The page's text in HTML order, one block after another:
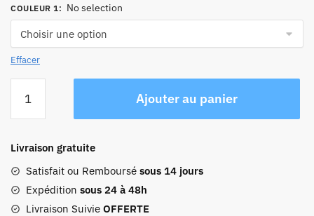
COULEUR 1: No selection
Effacer
Sac
Dos
Antivol
Voyagehomme
Vintage
Ajouter au panier
Livraison gratuite
Satisfait ou Remboursé sous 14 jours
Expédition sous 24 à 48h
Livraison Suivie OFFERTE